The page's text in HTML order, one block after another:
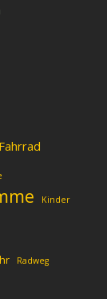
Fahrrad
Kinder
Radweg